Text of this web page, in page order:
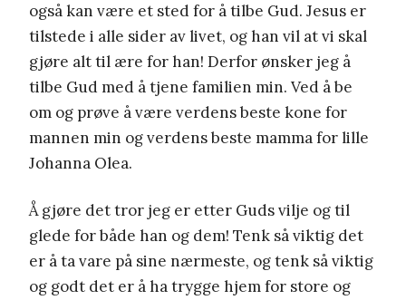
også kan være et sted for å tilbe Gud. Jesus er
tilstede i alle sider av livet, og han vil at vi skal
gjøre alt til ære for han! Derfor ønsker jeg å
tilbe Gud med å tjene familien min. Ved å be
om og prøve å være verdens beste kone for
mannen min og verdens beste mamma for lille
Johanna Olea.
Å gjøre det tror jeg er etter Guds vilje og til
glede for både han og dem! Tenk så viktig det
er å ta vare på sine nærmeste, og tenk så viktig
og godt det er å ha trygge hjem for store og